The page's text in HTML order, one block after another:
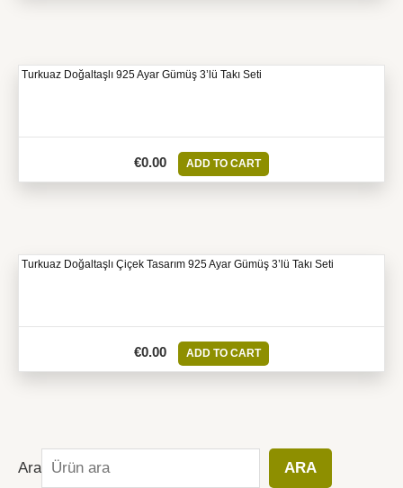
Ara ARA
Turkuaz Doğaltaşlı 925 Ayar Gümüş 3’lü Takı Seti
€0.00 ADD TO CART
Turkuaz Doğaltaşlı Çiçek Tasarım 925 Ayar Gümüş 3’lü Takı Seti
€0.00 ADD TO CART